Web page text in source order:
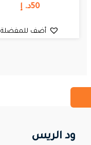
50د. إ
أضف للمفضلة
ود الريس